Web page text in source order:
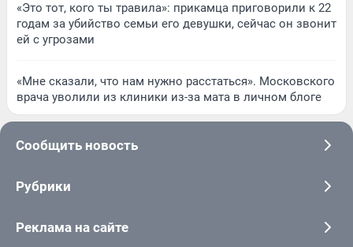
«Это тот, кого ты травила»: прикамца приговорили к 22
годам за убийство семьи его девушки, сейчас он звонит
ей с угрозами
«Мне сказали, что нам нужно расстаться». Московского
врача уволили из клиники из-за мата в личном блоге
Сообщить новость
Рубрики
Реклама на сайте